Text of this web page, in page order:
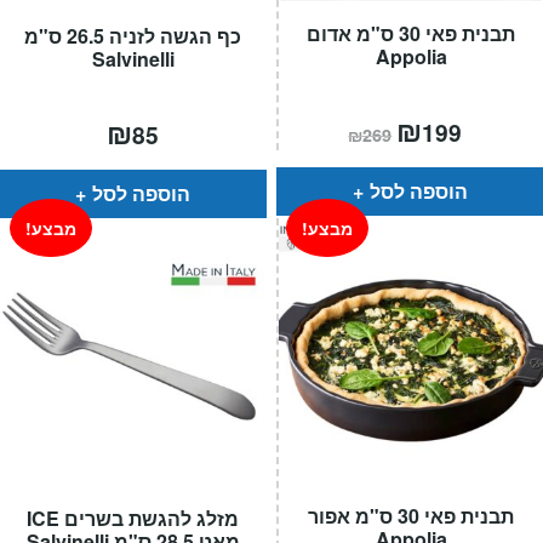
כף הגשה לזניה 26.5 ס"מ
Salvinelli
₪85
הוספה לסל
תבנית פאי 30 ס"מ אדום
Appolia
₪269 המחיר
המקורי
היה:
₪269.
₪199
הוא:
הוספה לסל
מזלג להגשת בשרים ICE
מבצע!
תבנית פאי 30 ס"מ אפור
מבצע!